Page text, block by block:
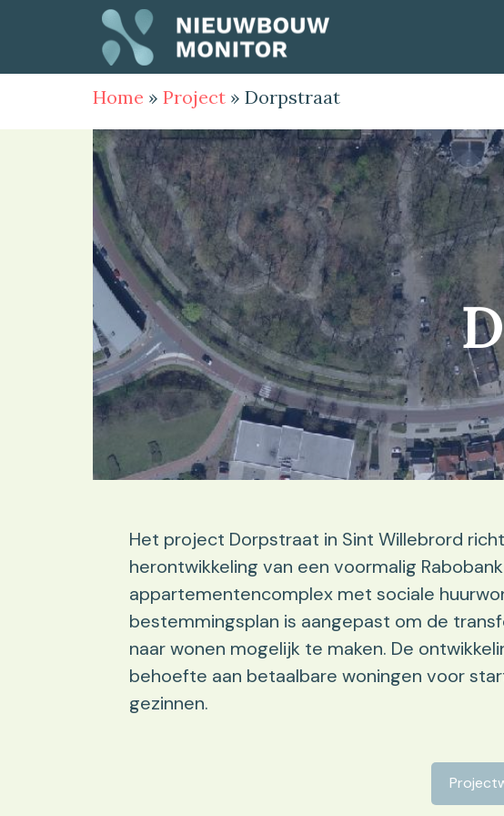
Home » Project » Dorpstraat
Het project Dorpstraat in Sint Willebrord
herontwikkeling van een voormalig
appartementencomplex met sociale
bestemmingsplan is aangepast om de
naar wonen mogelijk te maken. De
behoefte aan betaalbare woningen voor
gezinnen.